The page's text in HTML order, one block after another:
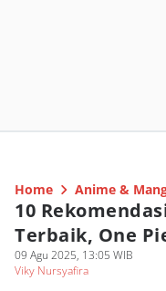
Home Anime &
10
Terbaik, One
09 Agu 2025, 13:05 WIB
Viky Nursyafira